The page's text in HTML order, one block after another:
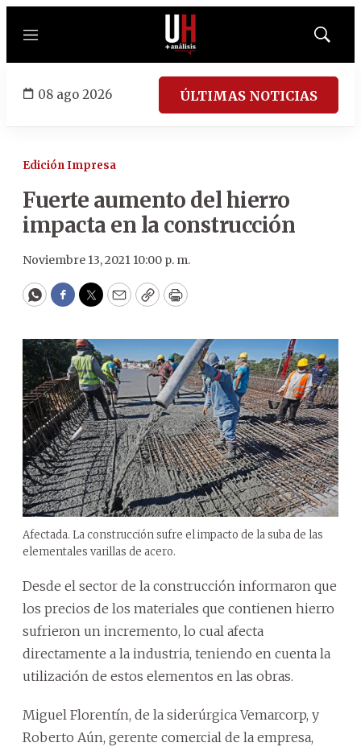
Menú
Mostrar
08 ago 2026 ÚLTIMAS NOTICIAS
Edición Impresa
Fuerte aumento del hierro
impacta en la construcción
Noviembre 13, 2021 10:00 p. m.
WhatsApp
Facebook
Twitter
EmailCopyPrint
Afectada. La construcción sufre el impacto de la suba de las
elementales varillas de acero.
Desde el sector de la construcción informaron que
los precios de los materiales que contienen hierro
sufrieron un incremento, lo cual afecta
directamente a la industria, teniendo en cuenta la
utilización de estos elementos en las obras.
Miguel Florentín, de la siderúrgica Vemarcorp, y
Roberto Aún, gerente comercial de la empresa,